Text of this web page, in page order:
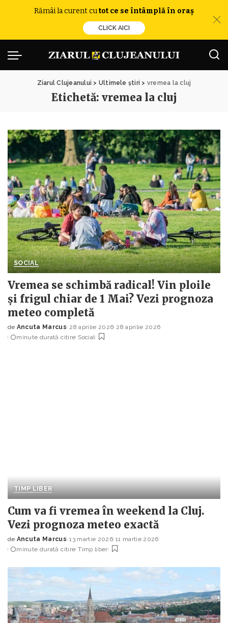
Rămâi la curent cutot ce se întâmplă în oraș
CLICK AICI
Ziarul Clujeanului > Ultimele știri > vremea la cluj
Etichetă: vremea la cluj
SOCIAL
Vremea se schimbă radical! Vin ploile
și frigul chiar de 1 Mai? Vezi prognoza
meteo completă
Posted
by
de Ancuta Marcus 28 aprilie 2026 28 aprilie 2026
minute durată citire Social
TIMP LIBER
Cum va fi vremea în weekend la Cluj.
Vezi prognoza meteo exactă
Posted
by
de Ancuta Marcus 13 martie 2026 11 martie 2026
minute durată citire Timp liber